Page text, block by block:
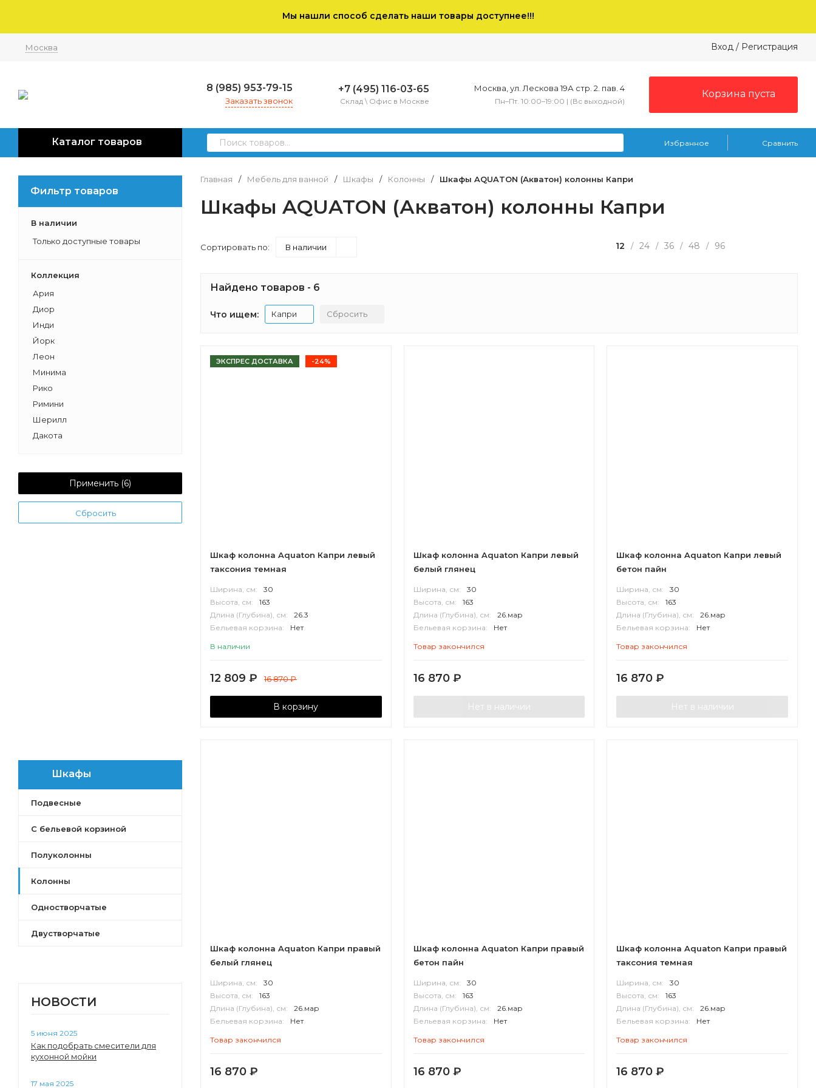
Мы нашли способ сделать наши товары доступнее!!!
Москва Вход / Регистрация
8 (985) 953-79-15
Заказать звонок
+7 (495) 116-03-65
Склад \ Офис в Москве
Москва, ул. Лескова 19А стр. 2. пав. 4
Пн–Пт. 10:00–19:00 | (Вс выходной)
Корзина пуста
Каталог товаров Избранное Сравнить
Фильтр товаров
В наличии
Только доступные товары
Коллекция
Ария
Диор
Инди
Йорк
Леон
Минима
Рико
Римини
Шерилл
Дакота
Лофт Урбан
Применить (6)
Сбросить
Шкафы
Подвесные
С бельевой корзиной
Полуколонны
Колонны
Одностворчатые
Двустворчатые
НОВОСТИ
5 июня 2025
Как подобрать смесители для
кухонной мойки
17 мая 2025
Главная / Мебель для ванной / Шкафы / Колонны / Шкафы AQUATON (Акватон) колонны Капри
Шкафы AQUATON (Акватон) колонны Капри
Сортировать по: В наличии 12 / 24 / 36 / 48 / 96
Найдено товаров - 6
Что ищем: Капри Сбросить
ЭКСПРЕС ДОСТАВКА -24%
Шкаф колонна Aquaton Капри левый
таксония темная
Ширина, см:
30
Высота, см:
163
Длина (Глубина), см:
26.3
Бельевая корзина:
Нет
В наличии
12 809 ₽ 16 870₽
В корзину
Шкаф колонна Aquaton Капри левый
белый глянец
Ширина, см:
30
Высота, см:
163
Длина (Глубина), см:
26.мар
Бельевая корзина:
Нет
Товар закончился
16 870 ₽
Нет в наличии
Шкаф колонна Aquaton Капри левый
бетон пайн
Ширина, см:
30
Высота, см:
163
Длина (Глубина), см:
26.мар
Бельевая корзина:
Нет
Товар закончился
16 870₽
Нет в наличии
Шкаф колонна Aquaton Капри правый
белый глянец
Ширина, см:
30
Высота, см:
163
Длина (Глубина), см:
26.мар
Бельевая корзина:
Нет
Товар закончился
16 870 ₽
Шкаф колонна Aquaton Капри правый
бетон пайн
Ширина, см:
30
Высота, см:
163
Длина (Глубина), см:
26.мар
Бельевая корзина:
Нет
Товар закончился
16 870 ₽
Шкаф колонна Aquaton Капри правый
таксония темная
Ширина, см:
30
Высота, см:
163
Длина (Глубина), см:
26.мар
Бельевая корзина:
Нет
Товар закончился
16 870₽